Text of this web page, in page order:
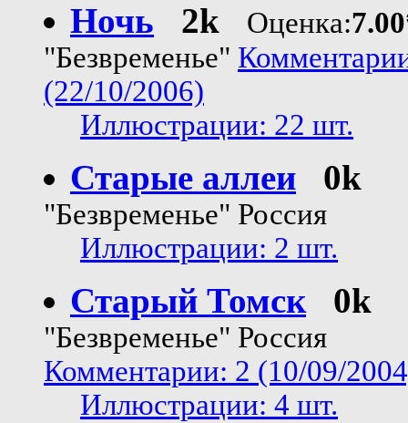
Ночь 2k Оценка:
"Безвременье"
(22/10/2006)
Иллюстрации: 22 шт.
Старые аллеи 0k
"Безвременье" Россия
Иллюстрации: 2 шт.
Старый Томск 0k
"Безвременье" Россия
Комментарии: 2 (10/09/
Иллюстрации: 4 шт.